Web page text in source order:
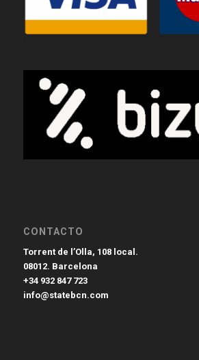
CONTACTO
Torrent de l’Olla, 108 local.
08012. Barcelona
+34 932 847 723
info@statebcn.com